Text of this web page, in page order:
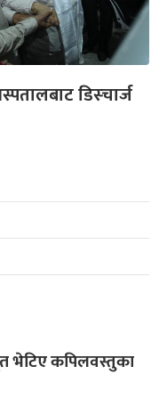
डिस्चार्ज
भेटिए कपिलवस्तुका